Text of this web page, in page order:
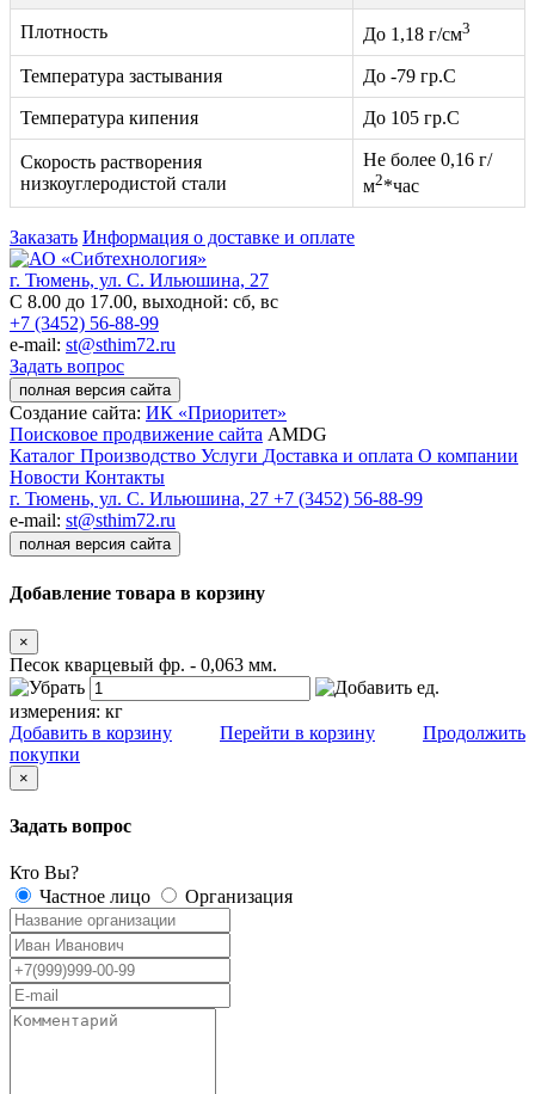
Плотность До 1,18 г/см3
Температура застывания До -79 гр.С
Температура кипения До 105 гр.С
Скорость растворения
низкоуглеродистой стали
Не более 0,16 г/
м2*час
Заказать Информация о доставке и оплате
г. Тюмень, ул. С. Ильюшина, 27
С 8.00 до 17.00, выходной: сб, вс
+7 (3452) 56-88-99
e-mail: st@sthim72.ru
Задать вопрос
полная версия сайта
Создание сайта: ИК «Приоритет»
Поисковое продвижение сайта AMDG
Каталог Производство Услуги Доставка и оплата О компании
Новости Контакты
г. Тюмень, ул. С. Ильюшина, 27 +7 (3452) 56-88-99
e-mail: st@sthim72.ru
полная версия сайта
Добавление товара в корзину
×
Песок кварцевый фр. - 0,063 мм.
ед.
измерения: кг
Добавить в корзину
Перейти в корзину
Продолжить
покупки
×
Задать вопрос
Кто Вы?
Частное лицо
Организация